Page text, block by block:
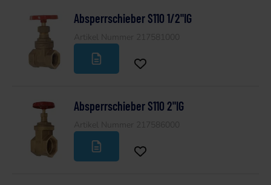
Absperrschieber S110 1/2"IG
Absperrschieber S110 2"IG